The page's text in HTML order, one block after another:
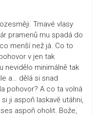
Tmavé vlasy
pramenů mu spadá do
menší než já. Co to
v jen tak
nevidělo minimálně tak
a… dělá si snad
pohovor? A co ta volná
ji aspoň laskavě utáhni,
aspoň oholit. Bože,